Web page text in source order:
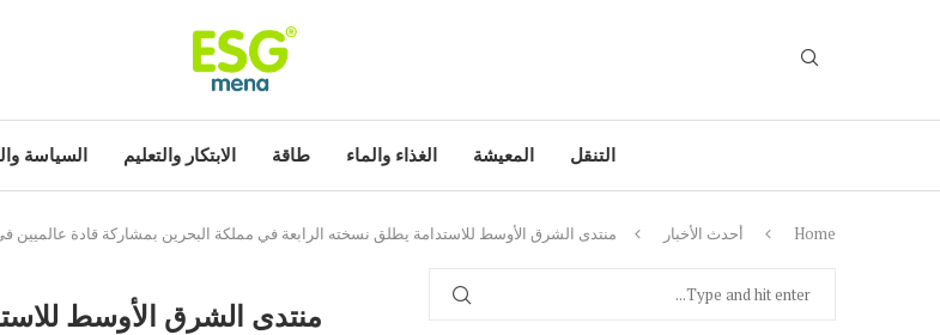
التنقل المعيشة الغذاء والماء طاقة الابتكار والتعليم السياسة
Home أحدث الأخبار
منتدى الشرق الأوسط للاستدامة يطلق نسخته الرابعة في مملكة البحرين بمشاركة قادة عالميين
منتدى الشرق الأوسط